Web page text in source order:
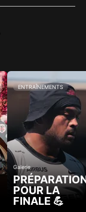
ENTRAÎNEMENTS
Galerie
POUR LA
FINALE 💪